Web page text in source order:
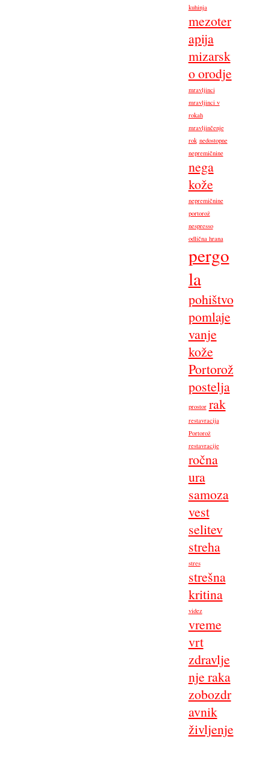
kuhinja
mezoter
apija
mizarsk
o orodje
mravljinci
mravljinci v
rokah
mravljinčenje
rok nedostopne
nepremičnine
nega
kože
nepremičnine
portorož
nespresso
odlična hrana
pergo
la
pohištvo
pomlaje
vanje
kože
Portorož
postelja
prostor rak
restavracija
Portorož
restavracije
ročna
ura
samoza
vest
selitev
streha
stres
strešna
kritina
videz
vreme
vrt
zdravlje
nje raka
zobozdr
avnik
življenje